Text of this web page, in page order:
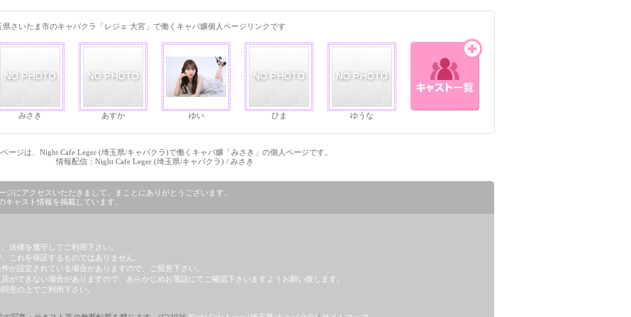
県さいたま市のキャバクラ「レジェ 大宮」で働くキャバ嬢個人ページリンクです
みさき あすか ゆい ひま ゆうな
ページは、Night Cafe Leger (埼玉県/キャバクラ)で働くキャバ嬢「みさき」の個人ページです。
情報配信：Night Cafe Leger (埼玉県/キャバクラ) / みさき
にアクセスいただきまして、まことにありがとうございます。
キャスト情報を掲載しています。
法律を遵守してご利用下さい。
これを保証するものではありません。
が設定されている場合がありますので、ご留意下さい。
ができない場合がありますので、あらかじめお電話にてご確認下さいますようお願い致します。
同意の上でご利用下さい。